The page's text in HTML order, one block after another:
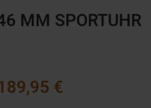
MM SPORTUHR
€